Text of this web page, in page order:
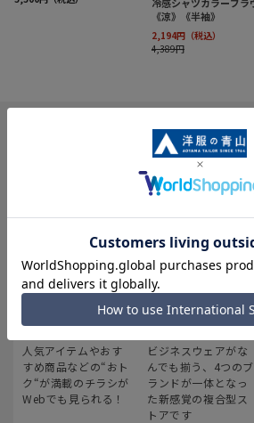
INFORMATION
最新のお買い得情報
人気アイテムやおす
すめ商品などの“おト
ク“が満載のチラシが
Webでも見られる！
スーツスクエア
ビジネスウェアがな
んでも揃う、4つのブ
ランドが一体となっ
た新感覚の複合型ス
トアです